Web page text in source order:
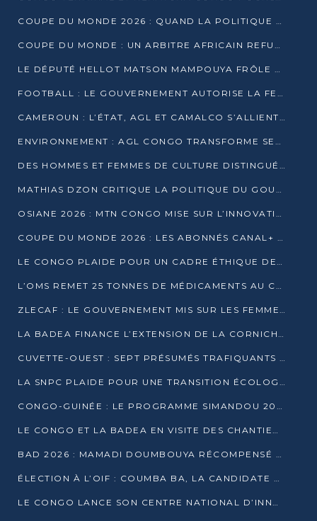
COUPE DU MONDE 2026 : QUAND LA POLITIQUE MENACE L’UNIVERSALITÉ DU FOOTBALL
COUPE DU MONDE : UN ARBITRE AFRICAIN REFUSÉ À L’ENTRÉE DES ÉTATS-UNIS
LE DÉPUTÉ HELLOT MATSON MAMPOUYA FRÔLE LA MORT LORS D’UNE EMBUSCADE DZNS LE POOL
FOOTBALL : LE GOUVERNEMENT AUTORISE LA FECOFOOT À OCCUPER LES COMPLEXES SPORTIFS
CAMEROUN : L’ÉTAT, AGL ET CAMALCO S’ALLIENT POUR UN MÉGA-PROJET FERROVIAIRE
ENVIRONNEMENT : AGL CONGO TRANSFORME SES DÉCHETS EN OUTILS DE FORMATION
DES HOMMES ET FEMMES DE CULTURE DISTINGUÉS POUR LEUR ENGAGEMENT PAR BANTOU CULTURE
MATHIAS DZON CRITIQUE LA POLITIQUE DU GOUVERNEMENT ET ALERTE SUR LA DETTE DU CONGO
OSIANE 2026 : MTN CONGO MISE SUR L’INNOVATION POUR RELEVER LES DÉFIS AFRICAINS
COUPE DU MONDE 2026 : LES ABONNÉS CANAL+ AU CONGO DÉÇUS À QUELQUES JOURS DU COUP D’ENVOI
LE CONGO PLAIDE POUR UN CADRE ÉTHIQUE DE L’INTELLIGENCE ARTIFICIELLE À DAKAR
L’OMS REMET 25 TONNES DE MÉDICAMENTS AU CONGO POUR RENFORCER LA RIPOSTE AUX ÉPIDÉMIES
ZLECAF : LE GOUVERNEMENT MIS SUR LES FEMMES ENTREPRENEURES
LA BADEA FINANCE L’EXTENSION DE LA CORNICHE SUD DE BRAZZAVILLE
CUVETTE-OUEST : SEPT PRÉSUMÉS TRAFIQUANTS DE FAUNE INTERPELLÉS À EWO ET KELLÉ
LA SNPC PLAIDE POUR UNE TRANSITION ÉCOLOGIQUE PROGRESSIVE
CONGO-GUINÉE : LE PROGRAMME SIMANDOU 2040 AU CŒUR DES ÉCHANGES À LA BAD
LE CONGO ET LA BADEA EN VISITE DES CHANTIERS
BAD 2026 : MAMADI DOUMBOUYA RÉCOMPENSÉ PAR LE TROPHÉE BABACAR NDIAYE À BRAZZAVILLE
ÉLECTION À L’OIF : COUMBA BA, LA CANDIDATE DISCRÈTE QUI BOUSCULE LE JEU DIPLOMATIQUE
LE CONGO LANCE SON CENTRE NATIONAL D’INNOVATION